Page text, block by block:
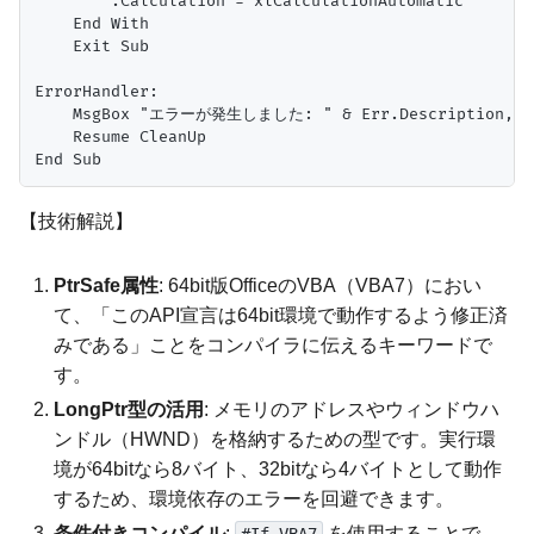
    End With
    Exit Sub
ErrorHandler:
MsgBox "エラーが発生しました: " & Err.Description,
    Resume CleanUp
【技術解説】
PtrSafe属性: 64bit版OfficeのVBA（VBA7）におい
て、「このAPI宣言は64bit環境で動作するよう修正済
みである」ことをコンパイラに伝えるキーワードで
す。
LongPtr型の活用 : メモリのアドレスやウィンドウハ
ンドル（HWND）を格納するための型です。実行環
境が64bitなら8バイト、32bitなら4バイトとして動作
するため、環境依存のエラーを回避できます。